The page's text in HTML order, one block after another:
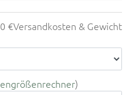
€Versandkosten & Gewicht